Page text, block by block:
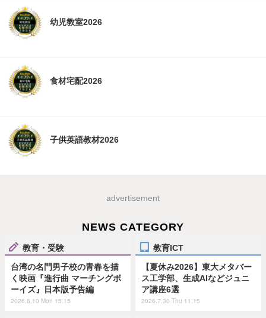
幼児教室2026
食材宅配2026
子供英語教材2026
advertisement
NEWS CATEGORY
教育・受験
台湾の名門男子校の青春を描
く映画『進行曲 マーチングボ
ーイズ』日本版予告編
2026.8.10 Mon 15:15
教育ICT
【夏休み2026】東大メタバー
ス工学部、生成AIなどジュニ
ア講座6選
2026.7.30 Thu 11:15